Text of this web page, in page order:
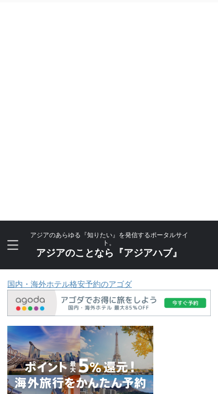
アジアのあらゆる『知りたい』を発信するポータルサイ
ト。
アジアのことなら『アジアハブ』
国内・海外ホテル格安予約のアゴダ